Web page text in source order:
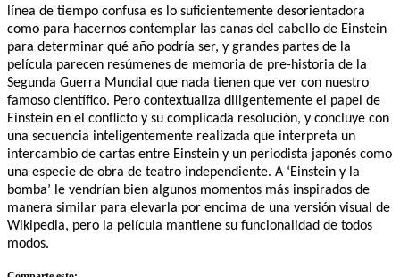
línea de tiempo confusa es lo suficientemente desorientadora
como para hacernos contemplar las canas del cabello de Einstein
para determinar qué año podría ser, y grandes partes de la
película parecen resúmenes de memoria de pre-historia de la
Segunda Guerra Mundial que nada tienen que ver con nuestro
famoso científico. Pero contextualiza diligentemente el papel de
Einstein en el conflicto y su complicada resolución, y concluye con
una secuencia inteligentemente realizada que interpreta un
intercambio de cartas entre Einstein y un periodista japonés como
una especie de obra de teatro independiente. A ‘Einstein y la
bomba’ le vendrían bien algunos momentos más inspirados de
manera similar para elevarla por encima de una versión visual de
Wikipedia, pero la película mantiene su funcionalidad de todos
modos.